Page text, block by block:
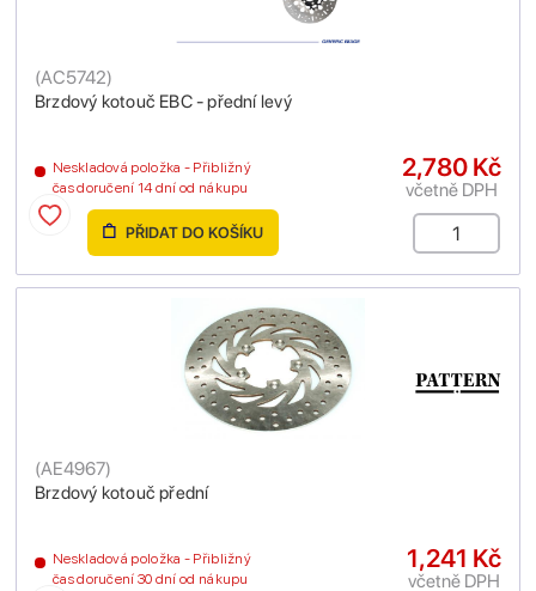
Brzdový kotouč EBC - přední levý
(AC5742)
Neskladová položka - Přibližný
čas doručení 14 dní od nákupu
2,780 Kč
včetně DPH
PŘIDAT DO KOŠÍKU
Brzdový kotouč přední
(AE4967)
Neskladová položka - Přibližný
čas doručení 30 dní od nákupu
1,241 Kč
včetně DPH